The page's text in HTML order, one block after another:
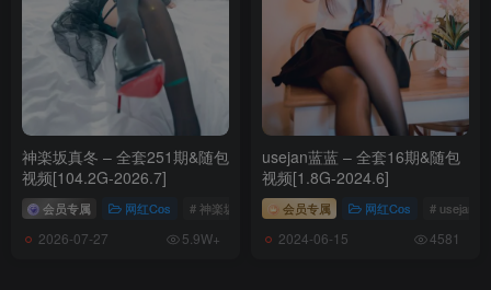
神楽坂真冬 – 全套251期&随包
视频[104.2G-2026.7]
会员专属 网红Cos # 神楽坂真冬
2026-07-27 5.9W+
usejan蓝蓝 – 全套16期&随包
视频[1.8G-2024.6]
会员专属 网红Cos # usejan蓝
2024-06-15 4581